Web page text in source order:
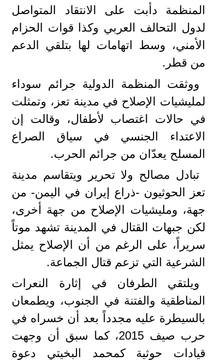
المنظمة دأبت على الانتقاد المتواصل
لدول التحالف العربي وكذا قوات الحزام
الأمني، وسط اتهامات لها بتلقي الدعم
من قطر.
ووثقت المنظمة الدولية جرائم سوداء
لمليشيات الإصلاح في مدينة تعز، وتمثلت
في حالات اغتصاب لأطفال، وقالت إن
الاعتداء الجنسي في سياق الصراع
المسلح يعدّان من جرائم الحرب.
تبادل مصالح ولا تحرير ويتقاسم مدينة
تعز الحوثيون -ذراع إيران في اليمن- من
جهة، ومليشيات الإصلاح من جهة أخرى،
لكن جبهات القتال في المدينة تشهد موتاً
سريراً، على الرغم من أن الإصلاح يمثل
الشرعية التي تزعم قتال الجماعة.
ويلتقي الطرفان في إثارة النعرات
المناطقية والفتنة في الجنوب، ويطمعان
بالسيطرة عليه مجدداً بعد أن خسراه في
حرب صيف 2015، كما سبق أن وجهت
قيادات حوثية كمحمد البخيتي دعوة